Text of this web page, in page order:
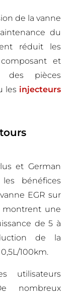
de la vanne
du
réduit les
et
pièces
les injecteurs
et German
bénéfices
EGR sur
montrent une
de 5 à
de la
100km.
utilisateurs
nombreux